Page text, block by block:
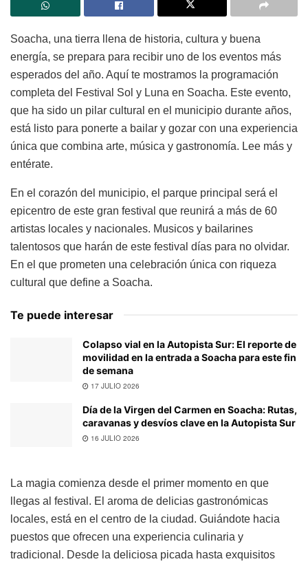
Soacha, una tierra llena de historia, cultura y buena
energía, se prepara para recibir uno de los eventos más
esperados del año. Aquí te mostramos la programación
completa del Festival Sol y Luna en Soacha. Este evento,
que ha sido un pilar cultural en el municipio durante años,
está listo para ponerte a bailar y gozar con una experiencia
única que combina arte, música y gastronomía. Lee más y
entérate.
En el corazón del municipio, el parque principal será el
epicentro de este gran festival que reunirá a más de 60
artistas locales y nacionales. Musicos y bailarines
talentosos que harán de este festival días para no olvidar.
En el que prometen una celebración única con riqueza
cultural que define a Soacha.
Te puede interesar
Colapso vial en la Autopista Sur: El reporte de
movilidad en la entrada a Soacha para este fin
de semana
17 JULIO 2026
Día de la Virgen del Carmen en Soacha: Rutas,
caravanas y desvíos clave en la Autopista Sur
16 JULIO 2026
La magia comienza desde el primer momento en que
llegas al festival. El aroma de delicias gastronómicas
locales, está en el centro de la ciudad. Guiándote hacia
puestos que ofrecen una experiencia culinaria y
tradicional. Desde la deliciosa picada hasta exquisitos